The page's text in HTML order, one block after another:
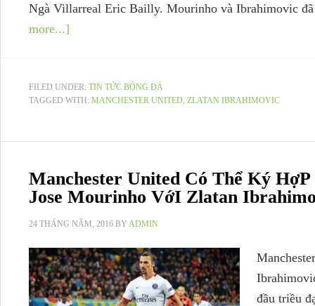
Ngà Villarreal Eric Bailly. Mourinho và Ibrahimovic
more...]
FILED UNDER: TIN TỨC BÓNG ĐÁ
TAGGED WITH: MANCHESTER UNITED, ZLATAN IBRAHIMOVIC
Manchester United Có Thể Ký
Jose Mourinho VớI Zlatan
24 THÁNG NĂM, 2016 BY ADMIN
đầu triều